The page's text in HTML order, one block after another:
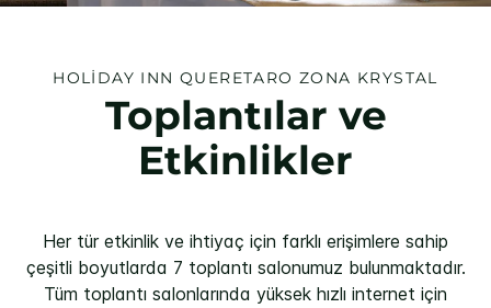
HOLIDAY INN QUERETARO ZONA KRYSTAL
Toplantılar ve
Etkinlikler
Her tür etkinlik ve ihtiyaç için farklı erişimlere sahip
çeşitli boyutlarda 7 toplantı salonumuz bulunmaktadır.
Tüm toplantı salonlarında yüksek hızlı internet için